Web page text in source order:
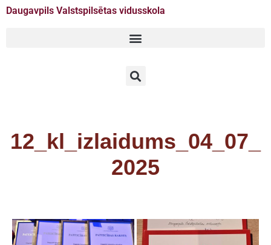
Daugavpils Valstspilsētas vidusskola
12_kl_izlaidums_04_07_
2025